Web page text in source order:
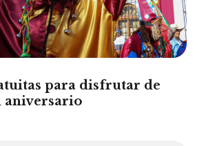
para disfrutar de
aniversario